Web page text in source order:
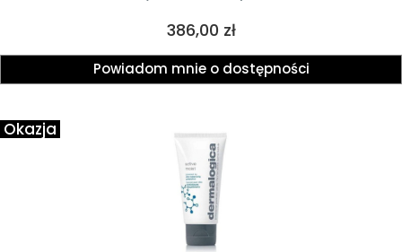
Cena
386,00 zł
Powiadom mnie o dostępności
Okazja